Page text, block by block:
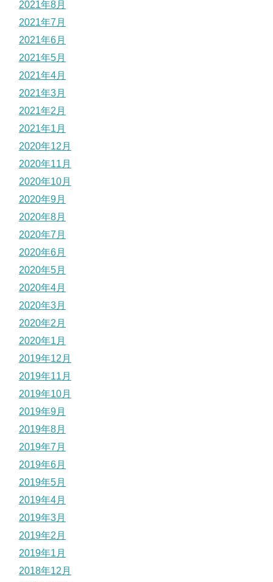
2021年8月
2021年7月
2021年6月
2021年5月
2021年4月
2021年3月
2021年2月
2021年1月
2020年12月
2020年11月
2020年10月
2020年9月
2020年8月
2020年7月
2020年6月
2020年5月
2020年4月
2020年3月
2020年2月
2020年1月
2019年12月
2019年11月
2019年10月
2019年9月
2019年8月
2019年7月
2019年6月
2019年5月
2019年4月
2019年3月
2019年2月
2019年1月
2018年12月